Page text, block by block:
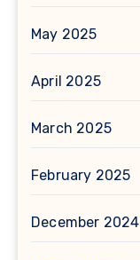
May 2025
April 2025
March 2025
February 2025
December 2024